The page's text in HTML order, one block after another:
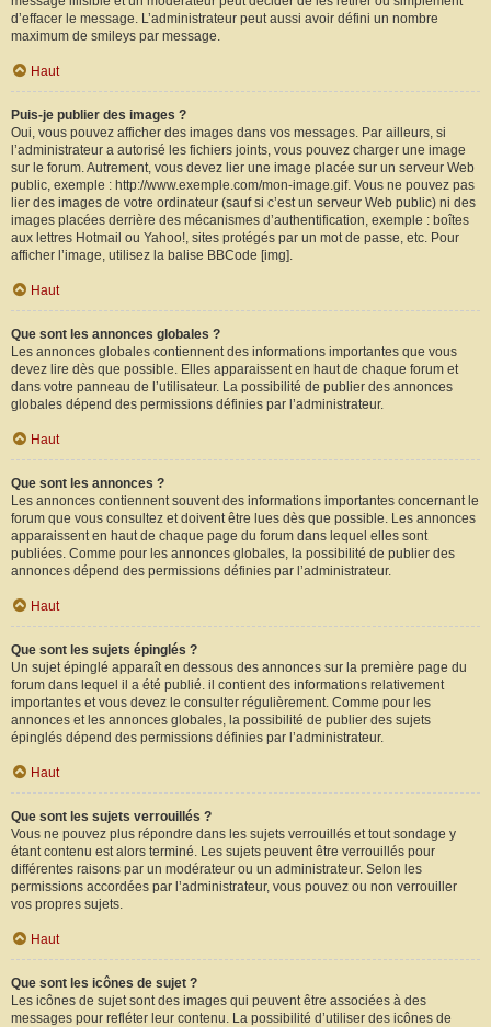
d’effacer le message. L’administrateur peut aussi avoir défini un nombre
maximum de smileys par message.
Haut
Puis-je publier des images ?
Oui, vous pouvez afficher des images dans vos messages. Par ailleurs, si
l’administrateur a autorisé les fichiers joints, vous pouvez charger une image
sur le forum. Autrement, vous devez lier une image placée sur un serveur Web
public, exemple : http://www.exemple.com/mon-image.gif. Vous ne pouvez pas
lier des images de votre ordinateur (sauf si c’est un serveur Web public) ni des
images placées derrière des mécanismes d’authentification, exemple : boîtes
aux lettres Hotmail ou Yahoo!, sites protégés par un mot de passe, etc. Pour
afficher l’image, utilisez la balise BBCode [img].
Haut
Que sont les annonces globales ?
Les annonces globales contiennent des informations importantes que vous
devez lire dès que possible. Elles apparaissent en haut de chaque forum et
dans votre panneau de l’utilisateur. La possibilité de publier des annonces
globales dépend des permissions définies par l’administrateur.
Haut
Que sont les annonces ?
Les annonces contiennent souvent des informations importantes concernant le
forum que vous consultez et doivent être lues dès que possible. Les annonces
apparaissent en haut de chaque page du forum dans lequel elles sont
publiées. Comme pour les annonces globales, la possibilité de publier des
annonces dépend des permissions définies par l’administrateur.
Haut
Que sont les sujets épinglés ?
Un sujet épinglé apparaît en dessous des annonces sur la première page du
forum dans lequel il a été publié. il contient des informations relativement
importantes et vous devez le consulter régulièrement. Comme pour les
annonces et les annonces globales, la possibilité de publier des sujets
épinglés dépend des permissions définies par l’administrateur.
Haut
Que sont les sujets verrouillés ?
Vous ne pouvez plus répondre dans les sujets verrouillés et tout sondage y
étant contenu est alors terminé. Les sujets peuvent être verrouillés pour
différentes raisons par un modérateur ou un administrateur. Selon les
permissions accordées par l’administrateur, vous pouvez ou non verrouiller
vos propres sujets.
Haut
Que sont les icônes de sujet ?
Les icônes de sujet sont des images qui peuvent être associées à des
messages pour refléter leur contenu. La possibilité d’utiliser des icônes de